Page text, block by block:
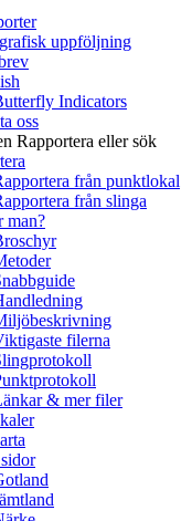
uppföljning
Indicators
oss
Rapportera eller sök
från punktlokal
från slinga
man?
filerna
& mer filer